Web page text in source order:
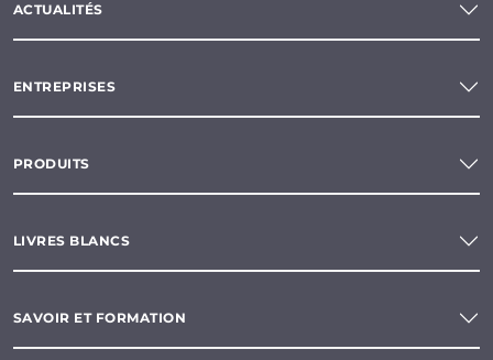
ACTUALITÉS
ENTREPRISES
PRODUITS
LIVRES BLANCS
SAVOIR ET FORMATION